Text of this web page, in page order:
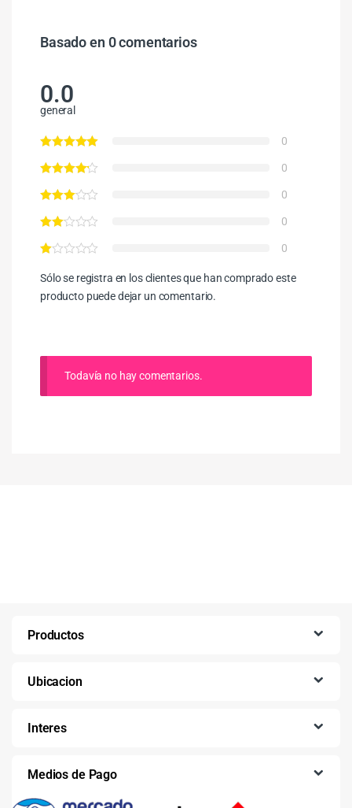
Basado en 0 comentarios
0.0
general
0
0
0
0
0
Sólo se registra en los clientes que han comprado este
producto puede dejar un comentario.
Todavía no hay comentarios.
Productos
Ubicacion
Interes
Medios de Pago